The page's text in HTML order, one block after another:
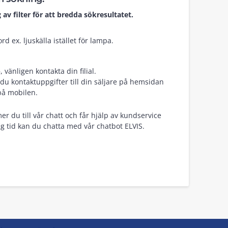
av filter för att bredda sökresultatet.
ex. ljuskälla istället för lampa.
vänligen kontakta din filial.
kontaktuppgifter till din säljare på hemsidan
mobilen.
du till vår chatt och får hjälp av kundservice
tid kan du chatta med vår chatbot ELVIS.